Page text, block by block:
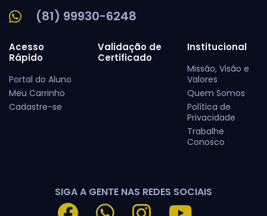
(81) 99930-6248
Acesso
Rápido
Portal do Aluno
Meu Carrinho
Cadastre-se
Validação de
Certificado
Institucional
Missão, Visão e
Valores
Quem Somos
Política de
Privacidade
Trabalhe
Conosco
SIGA A GENTE NAS REDES SOCIAIS